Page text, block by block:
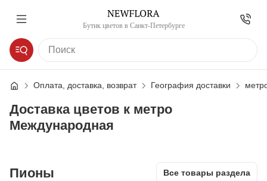
Бутик цветов в Санкт-Петербурге
Оплата, доставка, возврат География доставки
Доставка цветов к метро
Международная
Пионы Все товары раздела